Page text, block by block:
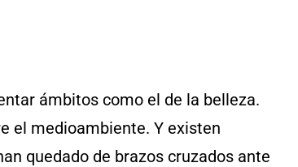
ámbitos como el de la belleza.
el medioambiente. Y existen
quedado de brazos cruzados ante